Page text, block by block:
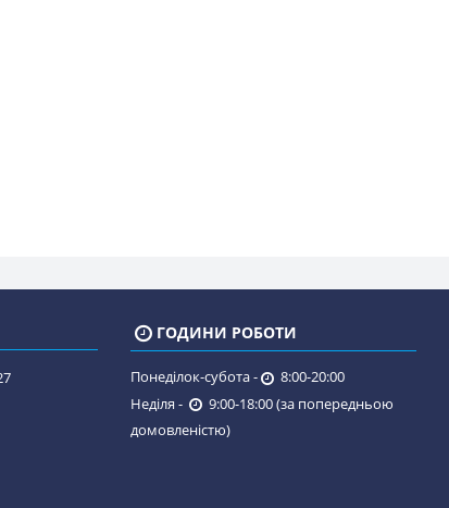
ГОДИНИ РОБОТИ
Понеділок-субота -
8:00-20:00
Неділя -
9:00-18:00 (за попередньою
домовленістю)